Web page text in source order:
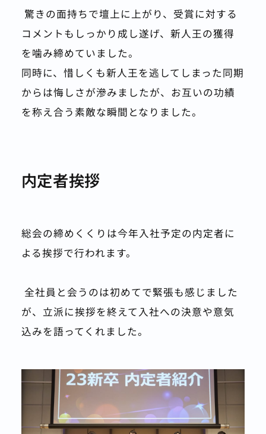
驚きの面持ちで壇上に上がり、受賞に対する
コメントもしっかり成し遂げ、新人王の獲得
を噛み締めていました。
同時に、惜しくも新人王を逃してしまった同期
からは悔しさが滲みましたが、お互いの功績
を称え合う素敵な瞬間となりました。
内定者挨拶
総会の締めくくりは今年入社予定の内定者に
よる挨拶で行われます。
全社員と会うのは初めてで緊張も感じました
が、立派に挨拶を終えて入社への決意や意気
込みを語ってくれました。